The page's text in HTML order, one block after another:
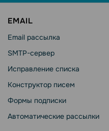
EMAIL
Email рассылка
SMTP-сервер
Исправление списка
Конструктор писем
Формы подписки
Автоматические рассылки